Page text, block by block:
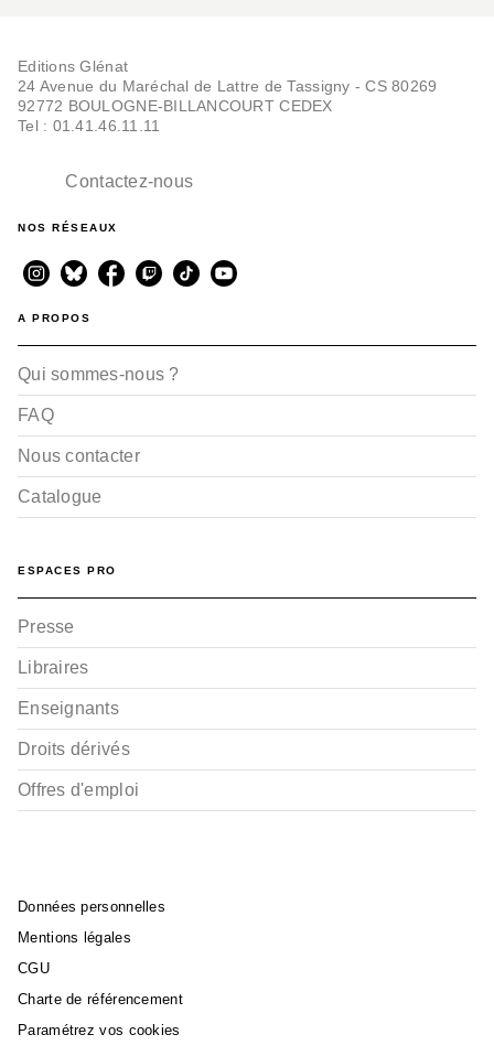
Editions Glénat
24 Avenue du Maréchal de Lattre de Tassigny - CS 80269
92772 BOULOGNE-BILLANCOURT CEDEX
Tel : 01.41.46.11.11
Contactez-nous
NOS RÉSEAUX
A PROPOS
Qui sommes-nous ?
FAQ
Nous contacter
Catalogue
ESPACES PRO
Presse
Libraires
Enseignants
Droits dérivés
Offres d'emploi
Données personnelles
Mentions légales
CGU
Charte de référencement
Paramétrez vos cookies